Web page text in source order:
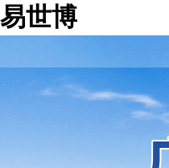
易世博